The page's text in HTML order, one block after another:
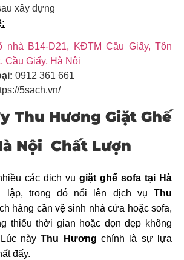
xây dựng
nhà B14-D21, KĐTM Cầu Giấy, Tôn
Cầu Giấy, Hà Nội
0912 361 661
5sach.vn/
Thu Hương Giặt Ghế
Nội Chất Lượn
các dịch vụ giặt ghế sofa tại Hà
lập, trong đó nổi lên dịch vụ Thu
hàng cần vệ sinh nhà cửa hoặc sofa,
thiếu thời gian hoặc dọn dẹp không
Lúc nàyThu Hương chính là sự lựa
đấy.